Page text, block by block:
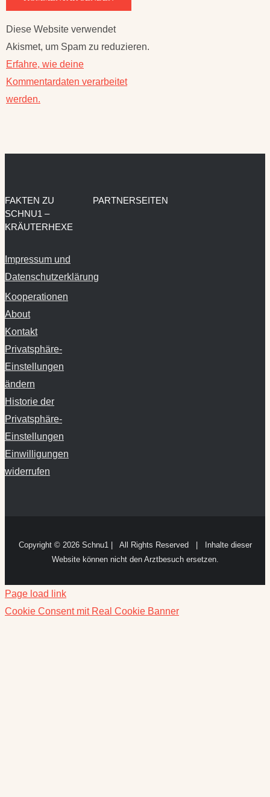
Diese Website verwendet
Akismet, um Spam zu reduzieren.
Erfahre, wie deine
Kommentardaten verarbeitet
werden.
FAKTEN ZU
SCHNU1 –
KRÄUTERHEXE
Impressum und
Datenschutzerklärung
Kooperationen
About
Kontakt
Privatsphäre-
Einstellungen
ändern
Historie der
Privatsphäre-
Einstellungen
Einwilligungen
widerrufen
PARTNERSEITEN
Copyright © 2026 Schnu1 | All Rights Reserved | Inhalte dieser
Website können nicht den Arztbesuch ersetzen.
Page load link
Cookie Consent mit Real Cookie Banner